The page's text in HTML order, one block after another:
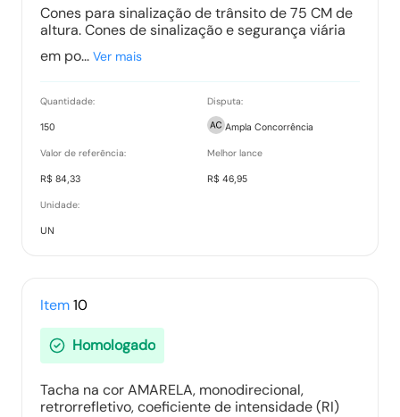
Cones para sinalização de trânsito de 75 CM de
altura. Cones de sinalização e segurança viária
em po... Ver mais
Quantidade:
150
Disputa:
Ampla Concorrência
Valor de referência:
R$ 84,33
Melhor lance
R$ 46,95
Unidade:
UN
Item10
Homologado
Tacha na cor AMARELA, monodirecional,
retrorrefletivo, coeficiente de intensidade (RI)